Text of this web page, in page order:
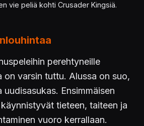
vie peliä kohti Crusader Kingsiä.
perehtyneille
on varsin tuttu. Alussa on suo,
uudisasukas. Ensimmäisen
tieteen, taiteen ja
vuoro kerrallaan.